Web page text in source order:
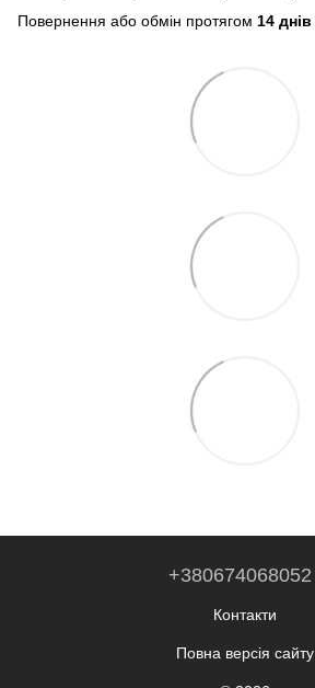
Повернення або обмін протягом 14 днів
+380674068052
Контакти
Повна версія сайту